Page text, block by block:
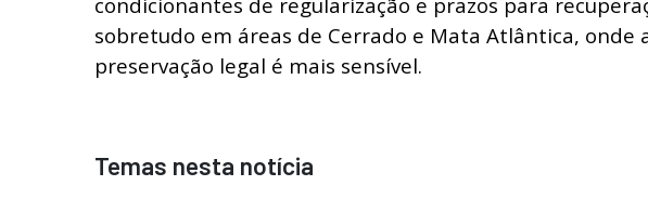
sobretudo em áreas de Cerrado e Mata Atlântica, onde
preservação legal é mais sensível.
Temas nesta notícia